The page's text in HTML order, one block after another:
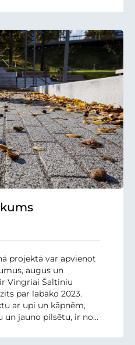
projektā var apvienot
augus un
Vingriai Šaltiniu
par labāko 2023.
ar upi un kāpnēm,
un jauno pilsētu, ir no...